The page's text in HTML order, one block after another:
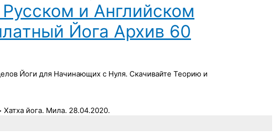
и Английском
Йога Архив 60
Йоги для Начинающих с Нуля. Скачивайте Теорию и
Хатха йога. Мила. 28.04.2020.